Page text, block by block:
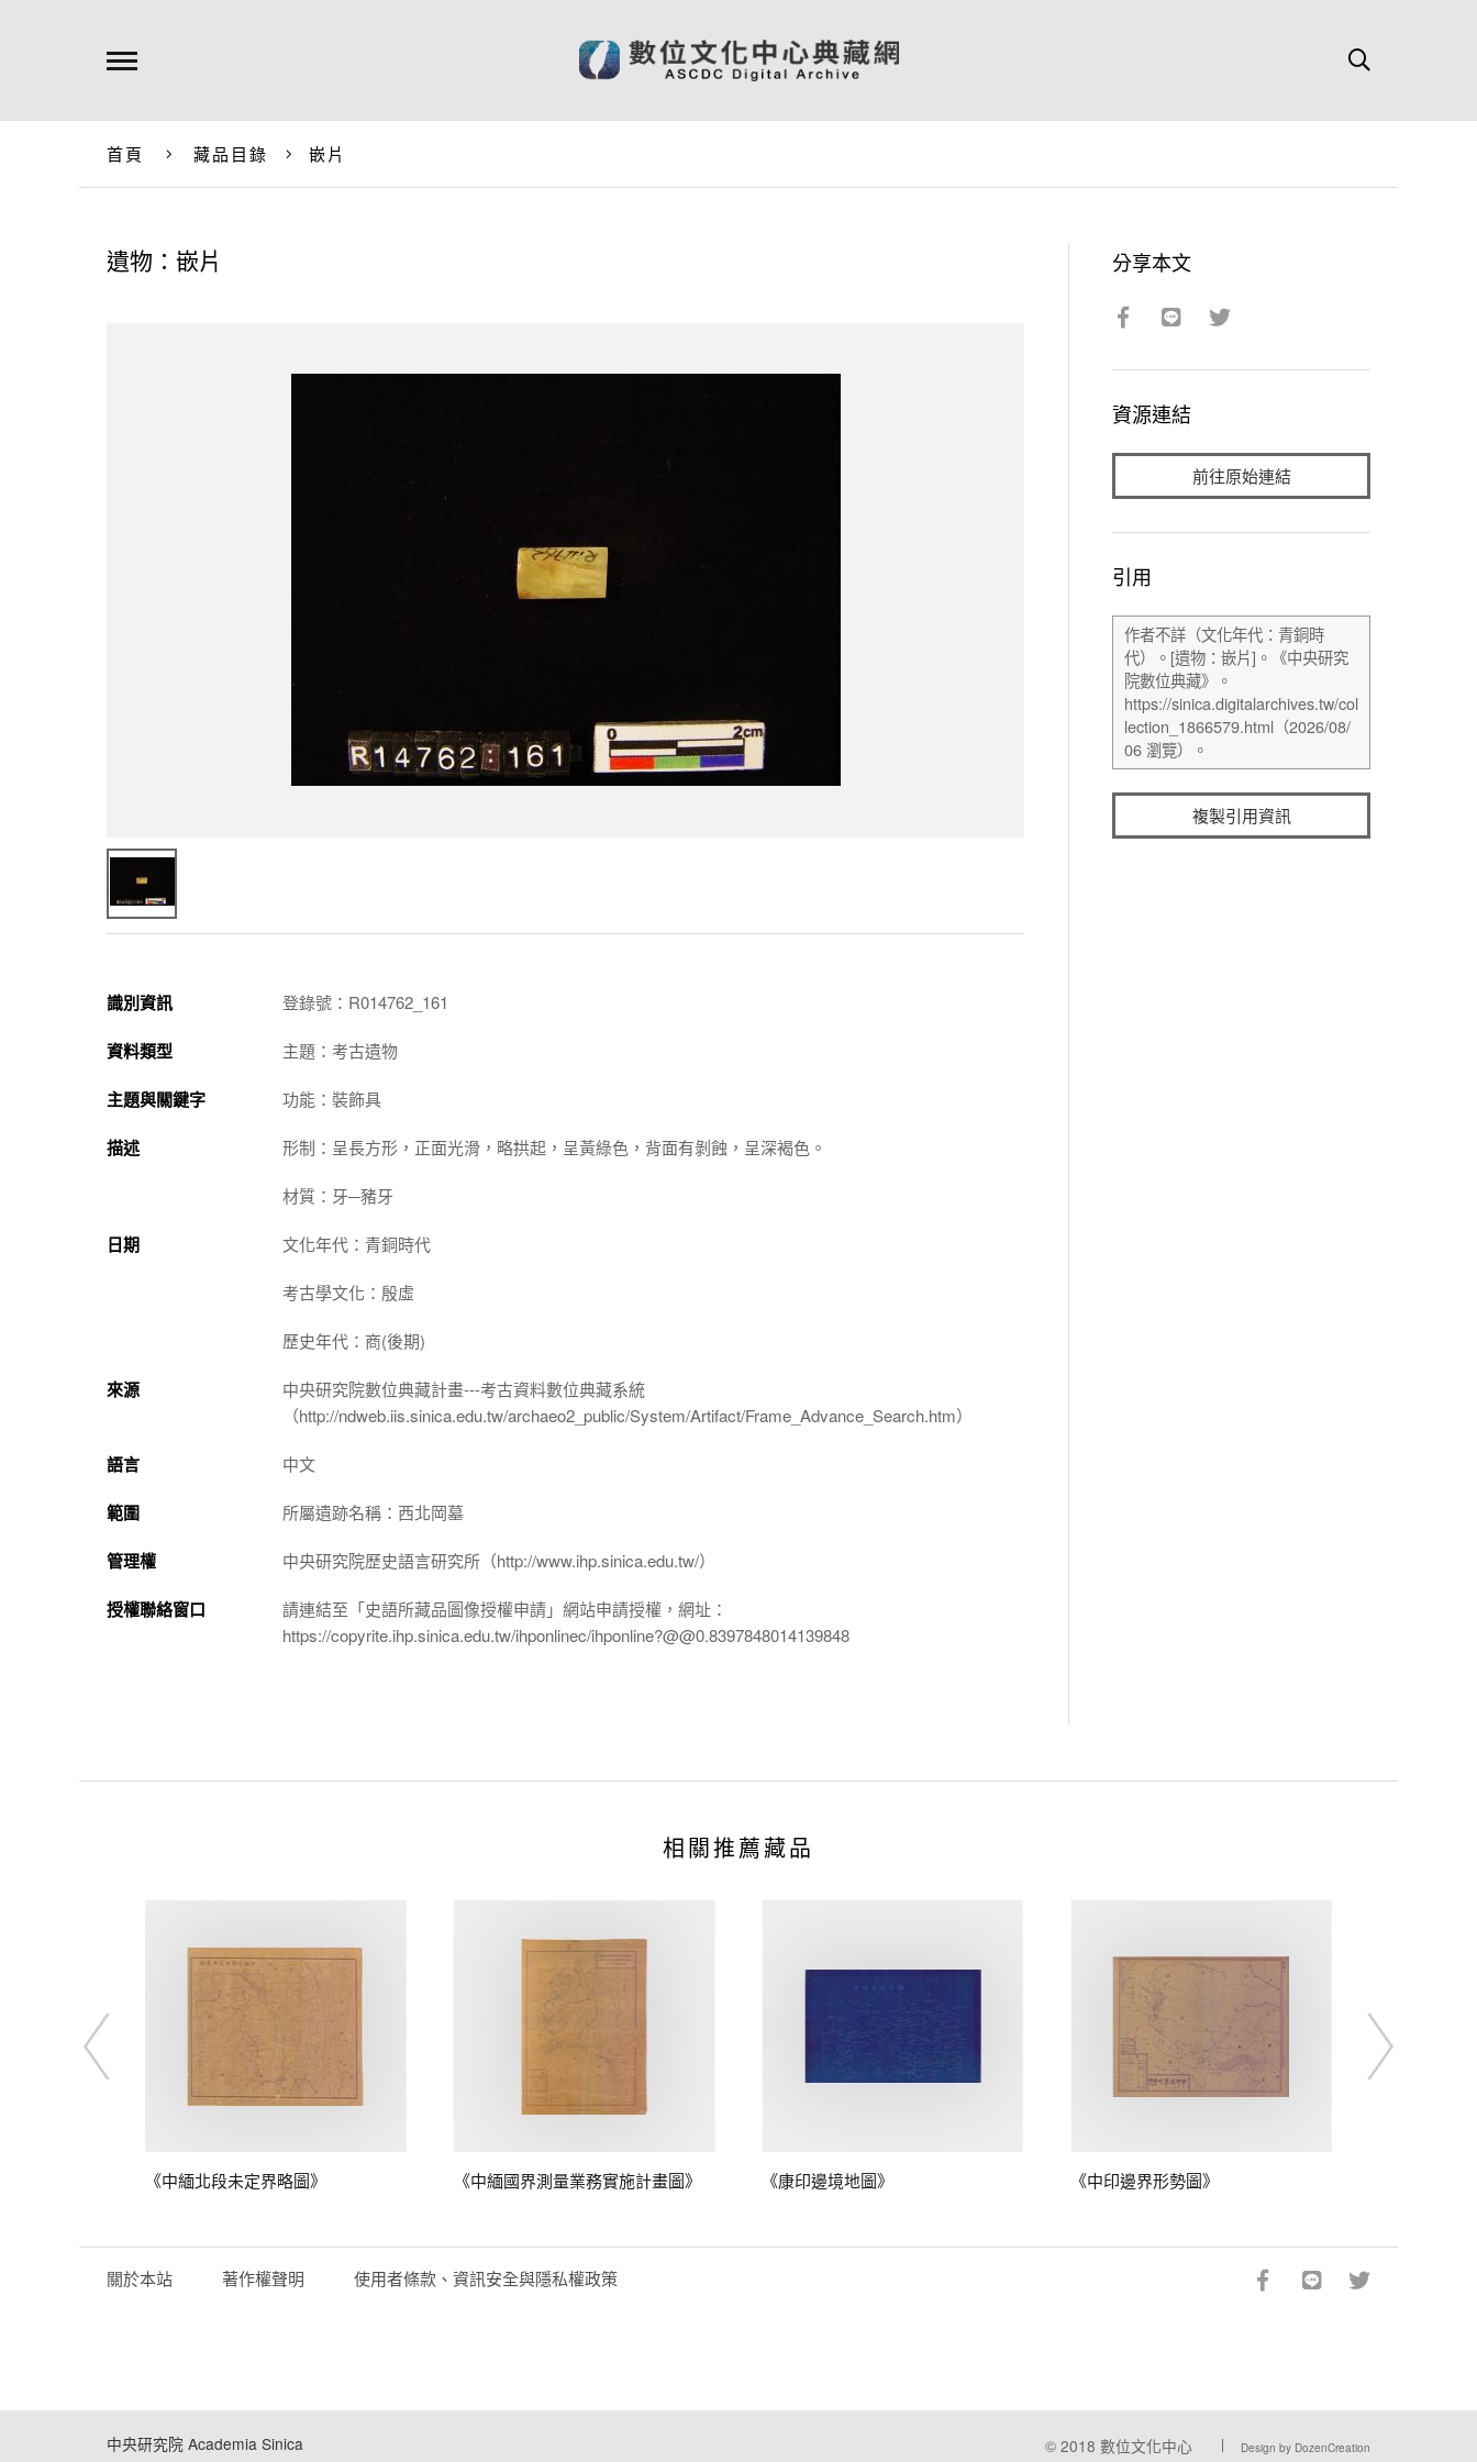
首頁 藏品目錄 嵌片
遺物：嵌片
識別資訊 登錄號：R014762_161
資料類型 主題：考古遺物
主題與關鍵字 功能：裝飾具
描述 形制：呈長方形，正面光滑，略拱起，呈黃綠色，背面有剝蝕，呈深褐色。
材質：牙─豬牙
日期 文化年代：青銅時代
考古學文化：殷虛
歷史年代：商(後期)
來源
中央研究院數位典藏計畫---考古資料數位典藏系統
（http://ndweb.iis.sinica.edu.tw/archaeo2_public/System/Artifact/Frame_Advance_Search.htm）
語言 中文
範圍 所屬遺跡名稱：西北岡墓
管理權 中央研究院歷史語言研究所（http://www.ihp.sinica.edu.tw/）
授權聯絡窗口
請連結至「史語所藏品圖像授權申請」網站申請授權，網址：
https://copyrite.ihp.sinica.edu.tw/ihponlinec/ihponline?@@0.8397848014139848
分享本文
資源連結
前往原始連結
引用
複製引用資訊
相關推薦藏品
《中緬北段未定界略圖》 《中緬國界測量業務實施計畫圖》 《康印邊境地圖》 《中印邊界形勢圖》
關於本站 著作權聲明 使用者條款、資訊安全與隱私權政策
中央研究院 Academia Sinica © 2018 數位文化中心 Design by DozenCreation